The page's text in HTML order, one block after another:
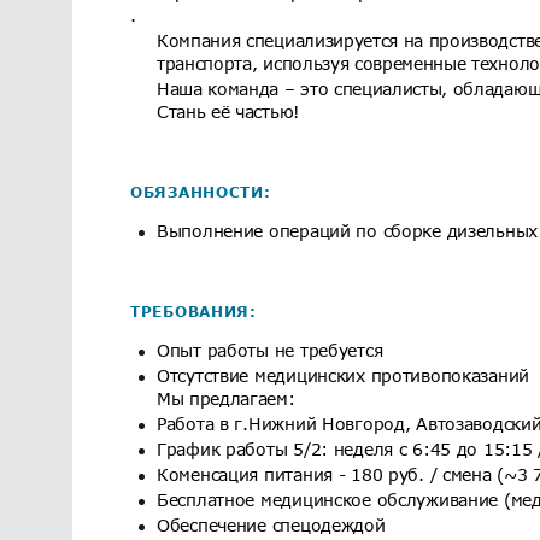
.
Компания специализируется на
транспорта, используя современные
Наша команда – это специалисты,
Стань её частью!
ОБЯЗАННОСТИ:
Выполнение операций по сборке дизельных
ТРЕБОВАНИЯ:
Опыт работы не требуется
Отсутствие медицинских противопоказаний
Мы предлагаем:
Работа в г.Нижний Новгород,
График работы 5/2: неделя с 6:45 до
Коменсация питания - 180 руб. / смена (~3
Бесплатное медицинское обслуживание
Обеспечение спецодеждой